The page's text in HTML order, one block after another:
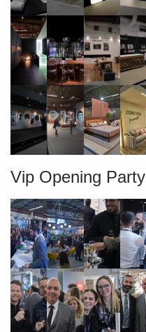
Vip Opening Party